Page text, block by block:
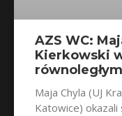
AZS WC:
Kierkowski
równoległym
Maja Chyla (UJ
Katowice)